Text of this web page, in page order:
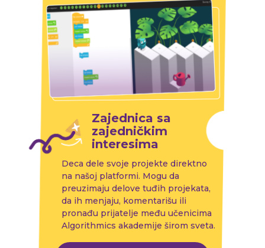
Zajednica sa
zajedničkim
interesima
Deca dele svoje projekte direktno
na našoj platformi. Mogu da
preuzimaju delove tuđih projekata,
da ih menjaju, komentarišu ili
pronađu prijatelje među učenicima
Algorithmics akademije širom sveta.